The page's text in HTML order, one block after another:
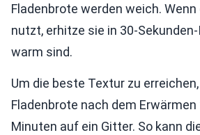
Fladenbrote werden weich.
nutzt, erhitze sie in 30-
warm sind.
Um die beste Textur zu
Fladenbrote nach dem
Minuten auf ein Gitter. So kann